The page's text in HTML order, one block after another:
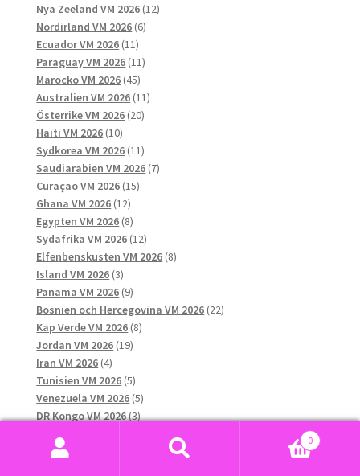
produkter
Nya Zeeland VM 2026 1212
Nordirland VM 2026 66
Ecuador VM 2026 1111
produkter
Paraguay VM 2026 1111
Marocko VM 2026 4545
produkter
Australien VM 2026 1111
Österrike VM 2026 2020
Haiti VM 2026 1010
produkter
Sydkorea VM 2026 1111
produkter
Saudiarabien VM 2026 77
Curaçao VM 2026 1515
Ghana VM 2026 1212
produkter
Egypten VM 2026 88
produkter
Sydafrika VM 2026 1212
produkter
Elfenbenskusten VM 2026 88
Island VM 2026 33
produkter
Panama VM 2026 99
produkter
Bosnien och Hercegovina VM 2026 2222
Kap Verde VM 2026 88
Jordan VM 2026 1919
Iran VM 2026 44
produkter
Tunisien VM 2026 55
produkter
Venezuela VM 2026 55
produkter
DR Kongo VM 2026 33
FC Barcelona
0